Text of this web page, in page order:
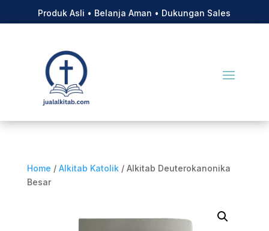
Produk Asli • Belanja Aman • Dukungan Sales
Home / Alkitab Katolik/ Alkitab Deuterokanonika
Besar